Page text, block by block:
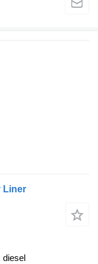
Liner
diesel